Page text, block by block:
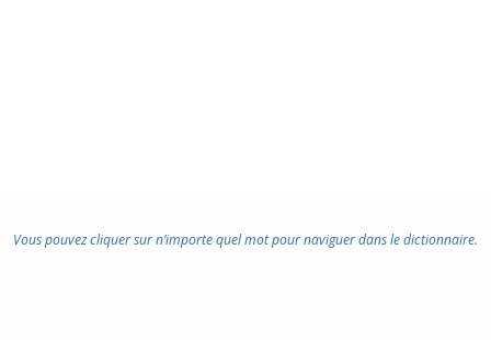
Vous pouvez cliquer sur n’importe quel mot pour naviguer dans le dictionnaire.